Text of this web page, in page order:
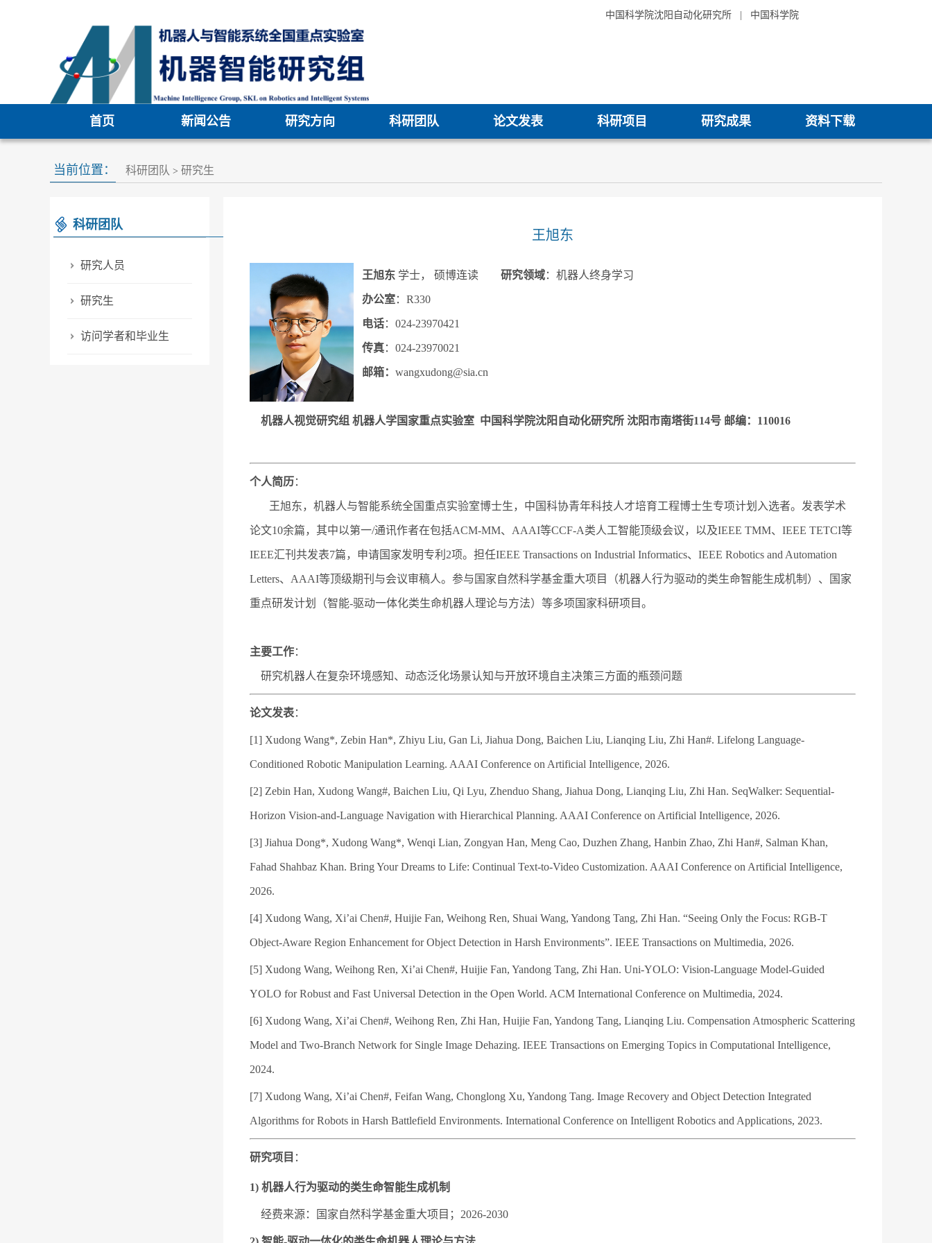
中国科学院沈阳自动化研究所 中国科学院
首页 新闻公告 研究方向 科研团队 论文发表 科研项目 研究成果 资料下载
当前位置： 科研团队 > 研究生
科研团队
研究人员
研究生
访问学者和毕业生
王旭东
王旭东 学士， 硕博连读研究领域：机器人终身学习
办公室：R330
电话：024-23970421
传真：024-23970021
邮箱：wangxudong@sia.cn
机器人视觉研究组 机器人学国家重点实验室 中国科学院沈阳自动化研究所 沈阳市南塔街114号 邮编：110016
个人简历 ：
王旭东，机器人与智能系统全国重点实验室博士生，中国科协青年科技人才培育工程博士生专项计划入选者。发表学术
论文10余篇，其中以第一/通讯作者在包括ACM-MM、AAAI等CCF-A类人工智能顶级会议，以及IEEE TMM、IEEE TETCI等
IEEE汇刊共发表7篇，申请国家发明专利2项。担任IEEE Transactions on Industrial Informatics、IEEE Robotics and Automation
Letters、AAAI等顶级期刊与会议审稿人。参与国家自然科学基金重大项目（机器人行为驱动的类生命智能生成机制）、国家
重点研发计划（智能-驱动一体化类生命机器人理论与方法）等多项国家科研项目。
主要工作：
研究机器人在复杂环境感知、动态泛化场景认知与开放环境自主决策三方面的瓶颈问题
论文发表：
[1] Xudong Wang*, Zebin Han*, Zhiyu Liu, Gan Li, Jiahua Dong, Baichen Liu, Lianqing Liu, Zhi Han#. Lifelong Language-
Conditioned Robotic Manipulation Learning. AAAI Conference on Artificial Intelligence, 2026.
[2] Zebin Han, Xudong Wang#, Baichen Liu, Qi Lyu, Zhenduo Shang, Jiahua Dong, Lianqing Liu, Zhi Han. SeqWalker: Sequential-
Horizon Vision-and-Language Navigation with Hierarchical Planning. AAAI Conference on Artificial Intelligence, 2026.
[3] Jiahua Dong*, Xudong Wang*, Wenqi Lian, Zongyan Han, Meng Cao, Duzhen Zhang, Hanbin Zhao, Zhi Han#, Salman Khan,
Fahad Shahbaz Khan. Bring Your Dreams to Life: Continual Text-to-Video Customization. AAAI Conference on Artificial Intelligence,
2026.
[4] Xudong Wang, Xi’ai Chen#, Huijie Fan, Weihong Ren, Shuai Wang, Yandong Tang, Zhi Han. “Seeing Only the Focus: RGB-T
Object-Aware Region Enhancement for Object Detection in Harsh Environments”. IEEE Transactions on Multimedia, 2026.
[5] Xudong Wang, Weihong Ren, Xi’ai Chen#, Huijie Fan, Yandong Tang, Zhi Han. Uni-YOLO: Vision-Language Model-Guided
YOLO for Robust and Fast Universal Detection in the Open World. ACM International Conference on Multimedia, 2024.
[6] Xudong Wang, Xi’ai Chen#, Weihong Ren, Zhi Han, Huijie Fan, Yandong Tang, Lianqing Liu. Compensation Atmospheric Scattering
Model and Two-Branch Network for Single Image Dehazing. IEEE Transactions on Emerging Topics in Computational Intelligence,
2024.
[7] Xudong Wang, Xi’ai Chen#, Feifan Wang, Chonglong Xu, Yandong Tang. Image Recovery and Object Detection Integrated
Algorithms for Robots in Harsh Battlefield Environments. International Conference on Intelligent Robotics and Applications, 2023.
研究项目 ：
1) 机器人行为驱动的类生命智能生成机制
经费来源：国家自然科学基金重大项目；2026-2030